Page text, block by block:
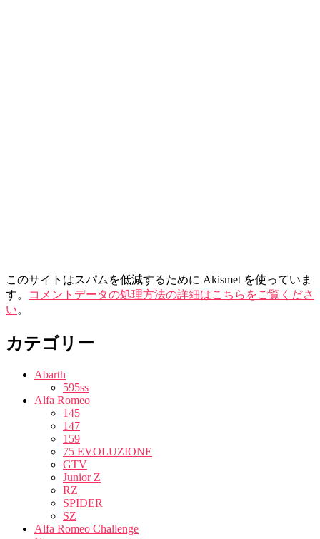
このサイトはスパムを低減するために Akismet を使っていま
す。
コメントデータの処理方法の詳細はこちらをご覧くださ
い。
カテゴリー
Abarth
595ss
Alfa Romeo
145
147
159
75 EVOLUZIONE
GTV
Junior Z
RZ
SPIDER
SZ
Alfa Romeo Challenge